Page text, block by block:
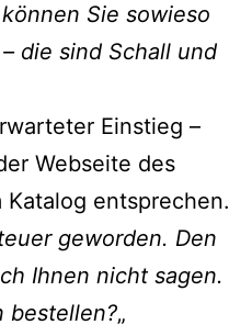
Sie sowieso
die sind Schall und
Einstieg –
Webseite des
Katalog entsprechen.
geworden. Den
Ihnen nicht sagen.
bestellen?„